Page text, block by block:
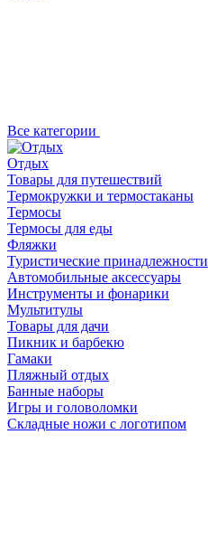
Все категории
Отдых
Товары для путешествий
Термокружки и термостаканы
Термосы
Термосы для еды
Фляжки
Туристические принадлежности
Автомобильные аксессуары
Инструменты и фонарики
Мультитулы
Товары для дачи
Пикник и барбекю
Гамаки
Пляжный отдых
Банные наборы
Игры и головоломки
Складные ножи с логотипом